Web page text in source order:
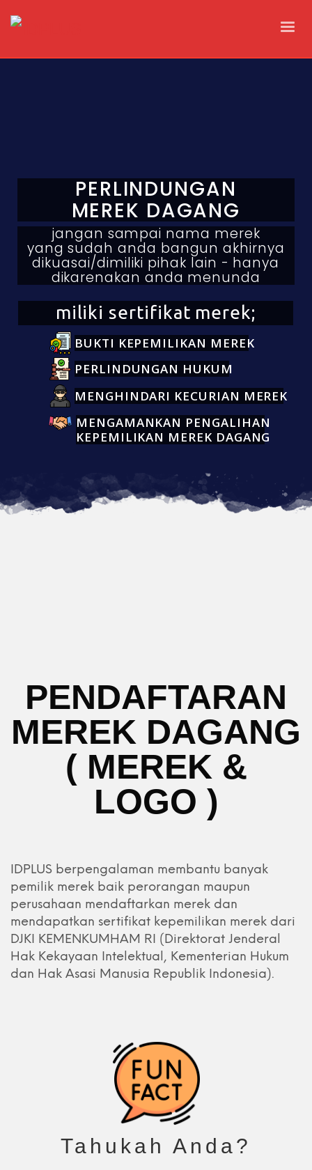
PERLINDUNGAN
MEREK DAGANG
jangan sampai nama merek
yang sudah anda bangun akhirnya
dikuasai/dimiliki pihak lain - hanya
dikarenakan anda menunda
PERLINDUNGAN HUKUM
miliki sertifikat merek;
BUKTI KEPEMILIKAN MEREK
MENGHINDARI KECURIAN MEREK
MENGAMANKAN PENGALIHAN
KEPEMILIKAN MEREK DAGANG
PENDAFTARAN
MEREK DAGANG
( MEREK &
LOGO )
IDPLUS berpengalaman membantu banyak
pemilik merek baik perorangan maupun
perusahaan mendaftarkan merek dan
mendapatkan sertifikat kepemilikan merek dari
DJKI KEMENKUMHAM RI (Direktorat Jenderal
Hak Kekayaan Intelektual, Kementerian Hukum
dan Hak Asasi Manusia Republik Indonesia).
Tahukah Anda?